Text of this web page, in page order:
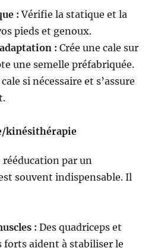
: Vérifie la statique et la
pieds et genoux.
: Crée une cale sur
une semelle préfabriquée.
si nécessaire et s’assure
kinésithérapie
par un
souvent indispensable. Il
: Des quadriceps et
aident à stabiliser le